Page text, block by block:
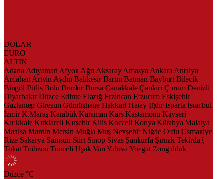
DOLAR
EURO
ALTIN
Adana Adıyaman Afyon Ağrı Aksaray Amasya Ankara Antalya
Ardahan Artvin Aydın Balıkesir Bartın Batman Bayburt Bilecik
Bingöl Bitlis Bolu Burdur Bursa Çanakkale Çankırı Çorum Denizli
Diyarbakır Düzce Edirne Elazığ Erzincan Erzurum Eskişehir
Gaziantep Giresun Gümüşhane Hakkari Hatay Iğdır Isparta İstanbul
İzmir K.Maraş Karabük Karaman Kars Kastamonu Kayseri
Kırıkkale Kırklareli Kırşehir Kilis Kocaeli Konya Kütahya Malatya
Manisa Mardin Mersin Muğla Muş Nevşehir Niğde Ordu Osmaniye
Rize Sakarya Samsun Siirt Sinop Sivas Şanlıurfa Şırnak Tekirdağ
Tokat Trabzon Tunceli Uşak Van Yalova Yozgat Zonguldak
Düzce °C